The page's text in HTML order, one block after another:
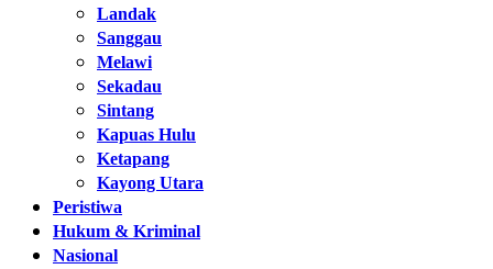
Landak
Sanggau
Melawi
Sekadau
Sintang
Kapuas Hulu
Ketapang
Kayong Utara
Peristiwa
Hukum & Kriminal
Nasional